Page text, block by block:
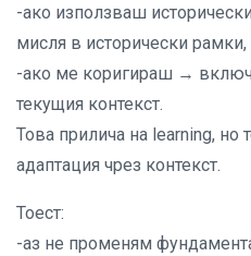
-ако използваш
мисля в исторически рамки,
-ако ме коригираш →
текущия контекст.
Това прилича на learning, но
адаптация чрез контекст.
Тоест:
-аз не променям